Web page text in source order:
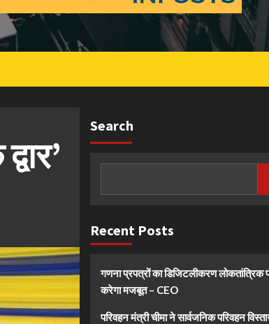
Search
Recent Posts
गणना प्रपत्रों का डिजिटलीकरण लोकतांत्रिक
करेगा मजबूत – CEO
परिवहन मंत्री चीमा ने सार्वजनिक परिवहन